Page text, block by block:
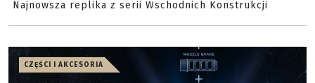
Najnowsza replika z serii Wschodnich Konstrukcji
CZĘŚCI I AKCESORIA